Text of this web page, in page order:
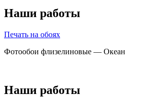
Наши работы
Печать на обоях
Фотообои флизелиновые — Океан
Наши работы